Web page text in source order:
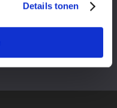
Details tonen
stageplekken
stagebedrijf.